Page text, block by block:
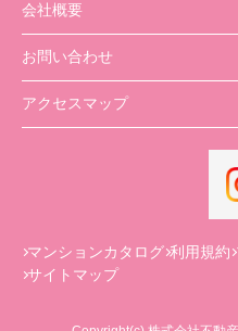
会社概要
お問い合わせ
アクセスマップ
マンションカタログ 利用規約
サイトマップ